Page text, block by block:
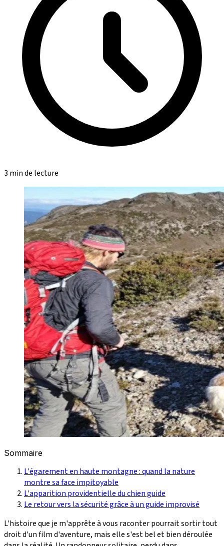
3 min de lecture
Sommaire
L'égarement en haute montagne : quand la nature
montre sa face impitoyable
L'apparition providentielle du chien guide
Le retour vers la sécurité grâce à un guide improvisé
L'histoire que je m'apprête à vous raconter pourrait sortir tout
droit d'un film d'aventure, mais elle s'est bel et bien déroulée